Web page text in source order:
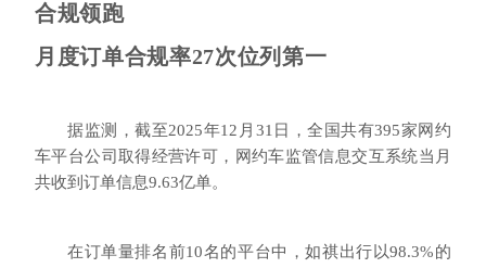
合规领跑
月度订单合规率27次位列第一
据监测，截至2025年12月31日，全国共有395家网约
车平台公司取得经营许可，网约车监管信息交互系统当月
共收到订单信息9.63亿单。
在订单量排名前10名的平台中，如祺出行以98.3%的